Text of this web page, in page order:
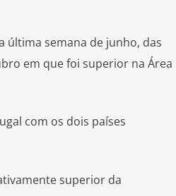
última semana de junho, das
em que foi superior na Área
com os dois países
superior da